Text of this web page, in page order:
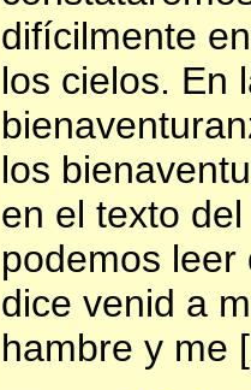
difícilmente
los cielos. En
los
en el texto
podemos leer
dice venid a
hambre y me